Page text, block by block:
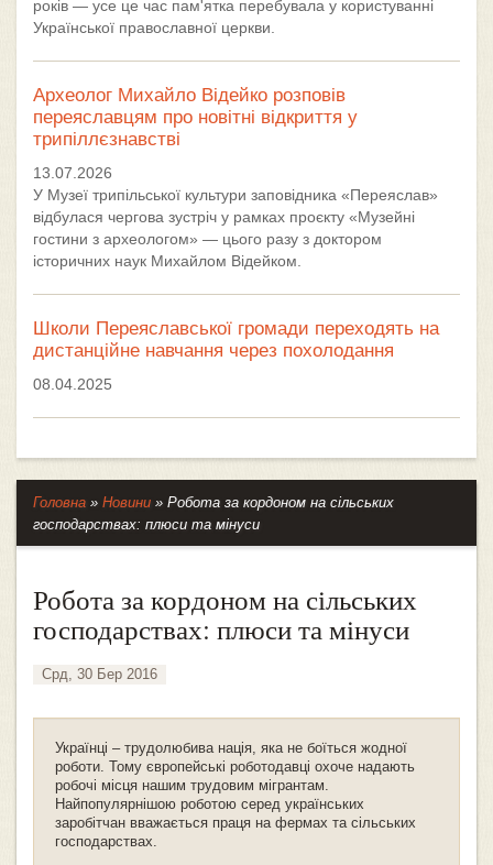
років — усе це час пам'ятка перебувала у користуванні
Української православної церкви.
Археолог Михайло Відейко розповів
переяславцям про новітні відкриття у
трипіллєзнавстві
13.07.2026
У Музеї трипільської культури заповідника «Переяслав»
відбулася чергова зустріч у рамках проєкту «Музейні
гостини з археологом» — цього разу з доктором
історичних наук Михайлом Відейком.
Школи Переяславської громади переходять на
дистанційне навчання через похолодання
08.04.2025
Головна » Новини » Робота за кордоном на сільських
господарствах: плюси та мінуси
Робота за кордоном на сільських
господарствах: плюси та мінуси
Срд, 30 Бер 2016
Українці – трудолюбива нація, яка не боїться жодної
роботи. Тому європейські роботодавці охоче надають
робочі місця нашим трудовим мігрантам.
Найпопулярнішою роботою серед українських
заробітчан вважається праця на фермах та сільських
господарствах.